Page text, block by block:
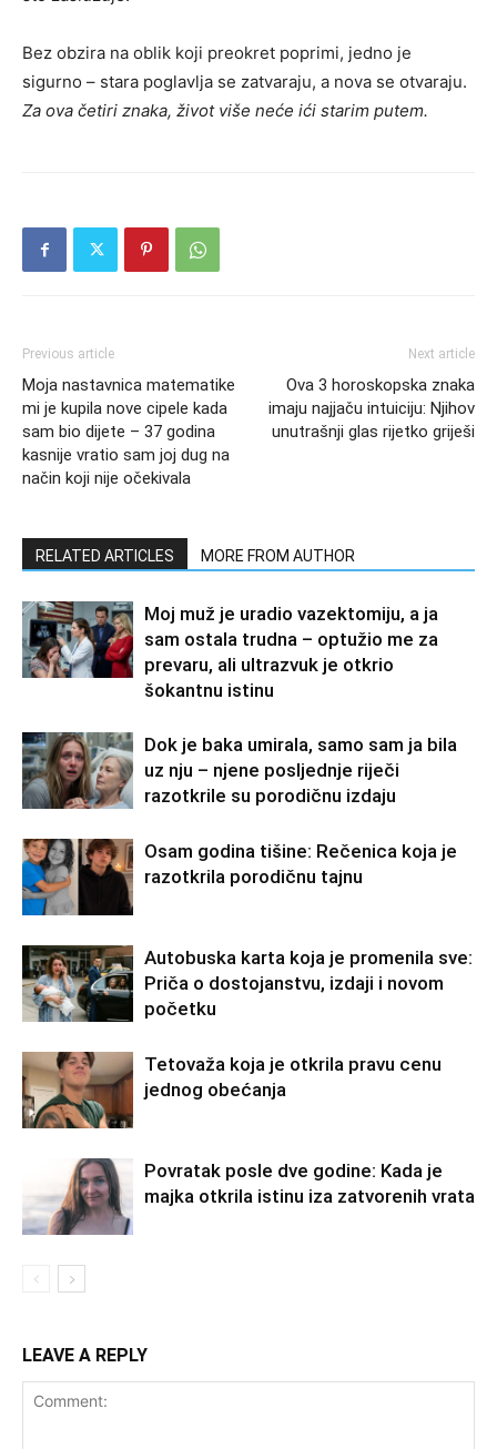
Bez obzira na oblik koji preokret poprimi, jedno je
sigurno – stara poglavlja se zatvaraju, a nova se otvaraju.
Za ova četiri znaka, život više neće ići starim putem.
Previous article
Moja nastavnica matematike
mi je kupila nove cipele kada
sam bio dijete – 37 godina
kasnije vratio sam joj dug na
način koji nije očekivala
Next article
Ova 3 horoskopska znaka
imaju najjaču intuiciju: Njihov
unutrašnji glas rijetko griješi
RELATED ARTICLES MORE FROM AUTHOR
Moj muž je uradio vazektomiju, a ja
sam ostala trudna – optužio me za
prevaru, ali ultrazvuk je otkrio
šokantnu istinu
Dok je baka umirala, samo sam ja bila
uz nju – njene posljednje riječi
razotkrile su porodičnu izdaju
Osam godina tišine: Rečenica koja je
razotkrila porodičnu tajnu
Autobuska karta koja je promenila sve:
Priča o dostojanstvu, izdaji i novom
početku
Tetovaža koja je otkrila pravu cenu
jednog obećanja
Povratak posle dve godine: Kada je
majka otkrila istinu iza zatvorenih vrata
LEAVE A REPLY